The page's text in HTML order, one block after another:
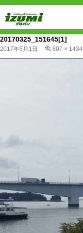
20170325_151645[1]
2017年5月1日 807 × 1434